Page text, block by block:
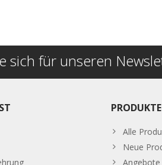
sich für unseren
PRODUKTE
Alle
Neue
Angebote